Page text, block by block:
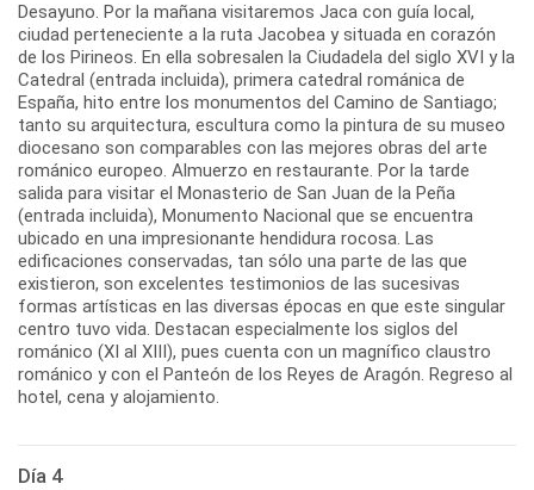
Desayuno. Por la mañana visitaremos Jaca con guía local,
ciudad perteneciente a la ruta Jacobea y situada en corazón
de los Pirineos. En ella sobresalen la Ciudadela del siglo XVI y la
Catedral (entrada incluida), primera catedral románica de
España, hito entre los monumentos del Camino de Santiago;
tanto su arquitectura, escultura como la pintura de su museo
diocesano son comparables con las mejores obras del arte
románico europeo. Almuerzo en restaurante. Por la tarde
salida para visitar el Monasterio de San Juan de la Peña
(entrada incluida), Monumento Nacional que se encuentra
ubicado en una impresionante hendidura rocosa. Las
edificaciones conservadas, tan sólo una parte de las que
existieron, son excelentes testimonios de las sucesivas
formas artísticas en las diversas épocas en que este singular
centro tuvo vida. Destacan especialmente los siglos del
románico (XI al XIII), pues cuenta con un magnífico claustro
románico y con el Panteón de los Reyes de Aragón. Regreso al
hotel, cena y alojamiento.
Día 4